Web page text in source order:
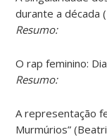
durante a década
Resumo:
O rap feminino:
Resumo:
A representação
Murmúrios”